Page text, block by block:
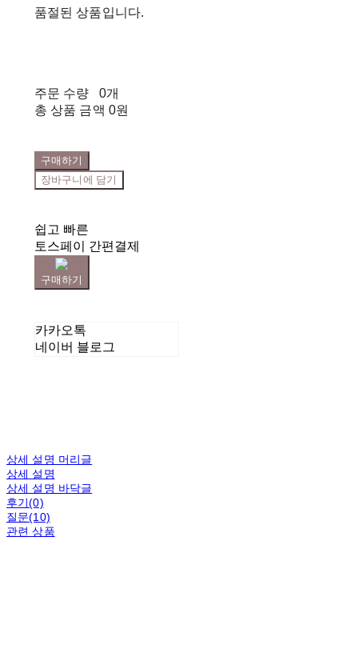
품절된 상품입니다.
주문 수량
0개
총 상품 금액 0원
구매하기
장바구니에 담기
쉽고 빠른
토스페이 간편결제
구매하기
카카오톡
네이버 블로그
상세 설명 머리글
상세 설명
상세 설명 바닥글
후기(0)
질문(10)
관련 상품